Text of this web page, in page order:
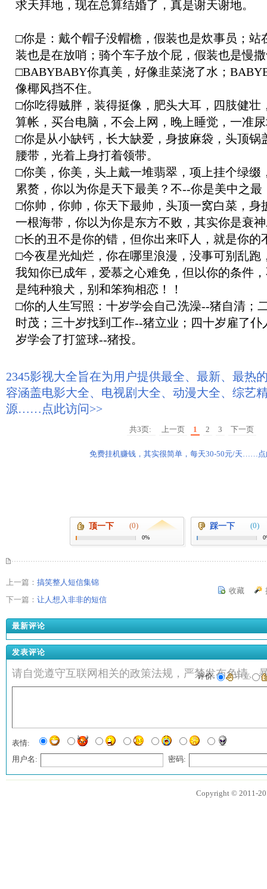
求天拜地，现在总算结婚了，真是谢天谢地。
□你是：戴个帽子没帽檐，假装也是炊事员；站
装也是在放哨；骑个车子放个屁，假装也是慢
□BABYBABY你真美，好像韭菜浇了水；
像椰风挡不住。
□你吃得贼胖，装得挺像，肥头大耳，四肢健壮
算帐，买台电脑，不会上网，晚上睡觉，一准
□你是从小缺钙，长大缺爱，身披麻袋，头顶锅
腰带，光着上身打着领带。
□你美，你美，头上戴一堆翡翠，项上挂个绿缀
累赘，你以为你是天下最美？不--你是美中之最
□你帅，你帅，你天下最帅，头顶一窝白菜，身
一根海带，你以为你是东方不败，其实你是衰
□长的丑不是你的错，但你出来吓人，就是你的
□今夜星光灿烂，你在哪里浪漫，没事可别乱跑
我知你已成年，爱慕之心难免，但以你的条件
是纯种狼犬，别和笨狗相恋！！
□你的人生写照：十岁学会自己洗澡--猪自清；
时茂；三十岁找到工作--猪立业；四十岁雇了仆
岁学会了打篮球--猪投。
2345影视大全旨在为用户提供最全、最新、最热
容涵盖电影大全、电视剧大全、动漫大全、综艺
源……点此访问>>
共3页: 上一页 1 2 3 下一页
免费挂机赚钱，其实很简单，每天30-50元/天……点
顶一下 (0)
0%
踩一下 (0)
上一篇： 搞笑整人短信集锦
下一篇： 让人想入非非的短信
收藏
最新评论
发表评论
请自觉遵守互联网相关的政策法规，严禁发布色情、
评价: 中立
表情:
用户名:
密码:
匿名?
Copyright © 2011-